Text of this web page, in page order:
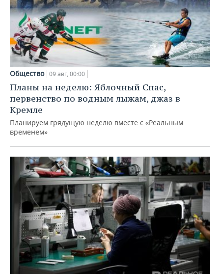
Общество 09 авг, 00:00
Планы на неделю: Яблочный Спас,
первенство по водным лыжам, джаз в
Кремле
Планируем грядущую неделю вместе с «Реальным
временем»